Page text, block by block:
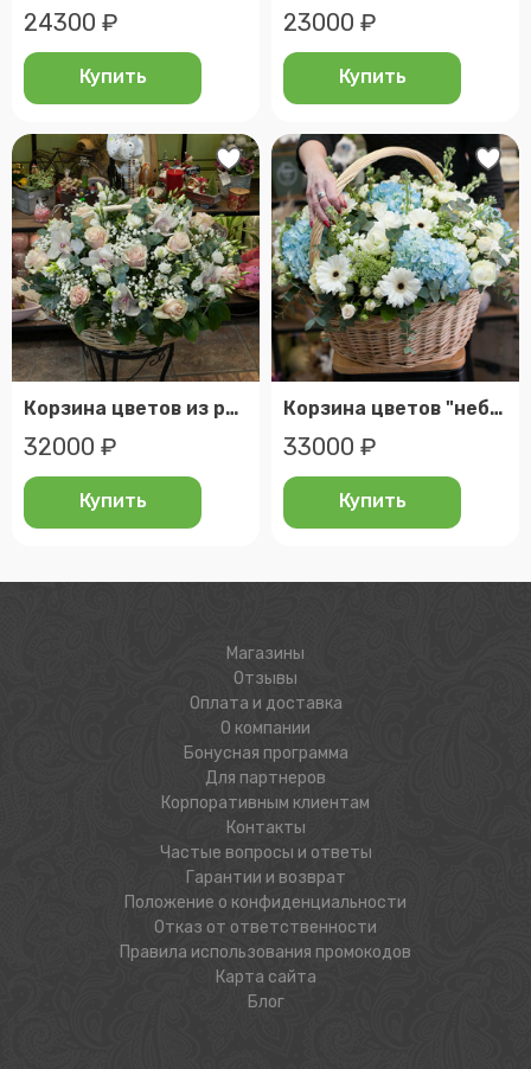
24300 ₽
Купить
23000 ₽
Купить
Корзина цветов из роз и орхидей "britney spears"
32000 ₽
Купить
Корзина цветов "небеса"
33000 ₽
Купить
Магазины
Отзывы
Оплата и доставка
О компании
Бонусная программа
Для партнеров
Корпоративным клиентам
Контакты
Частые вопросы и ответы
Гарантии и возврат
Положение о конфиденциальности
Отказ от ответственности
Правила использования промокодов
Карта сайта
Блог